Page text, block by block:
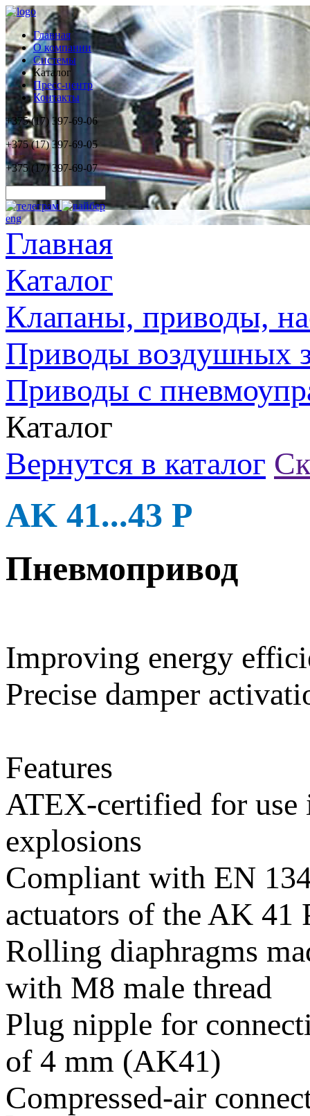
Главная
О компании
Системы
Каталог
Пресс-центр
Контакты
+375 (17) 397-69-06
+375 (17) 397-69-05
+375 (17) 397-69-07
eng
Главная
Каталог
Клапаны, приводы,
Приводы воздушных
Приводы с
Каталог
Вернутся в каталог
AK 41...43 P
Пневмопривод
Improving energy
Precise damper
Features
ATEX-certified for use
explosions
Compliant with EN
actuators of the AK 41
Rolling diaphragms
with M8 male thread
Plug nipple for
of 4 mm (AK41)
Compressed-air